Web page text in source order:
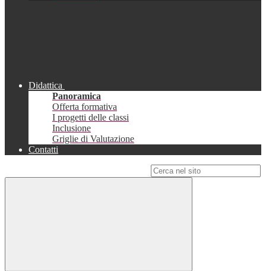
Didattica
Panoramica
Offerta formativa
I progetti delle classi
Inclusione
Griglie di Valutazione
Contatti